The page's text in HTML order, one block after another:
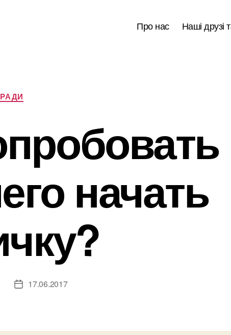
Про нас Наші друзі
Категорії
начать
Дата17.06.2017